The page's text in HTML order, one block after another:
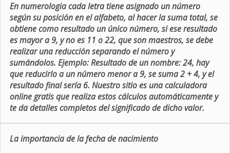
En numerologia cada letra tiene asignado un número
según su posición en el alfabeto, al hacer la suma total, se
obtiene como resultado un único número, si ese resultado
es mayor a 9, y no es 11 o 22, que son maestros, se debe
realizar una reducción separando el número y
sumándolos. Ejemplo: Resultado de un nombre: 24, hay
que reducirlo a un número menor a 9, se suma 2 + 4, y el
resultado final sería 6. Nuestro sitio es una calculadora
online gratis que realiza estos cálculos automáticamente y
te da detalles completos del significado de dicho valor.
La importancia de la fecha de nacimiento